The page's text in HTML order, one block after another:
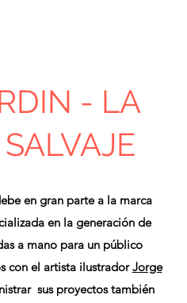
- LA
en gran parte a la marca
en la generación de
a mano para un público
con el artista ilustradorJorge
sus proyectos también